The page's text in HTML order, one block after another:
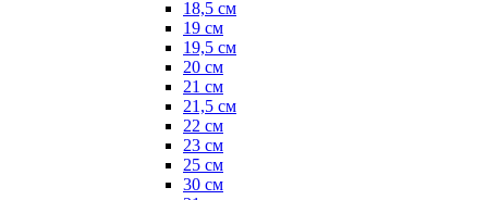
18,5 см
19 см
19,5 см
20 см
21 см
21,5 см
22 см
23 см
25 см
30 см